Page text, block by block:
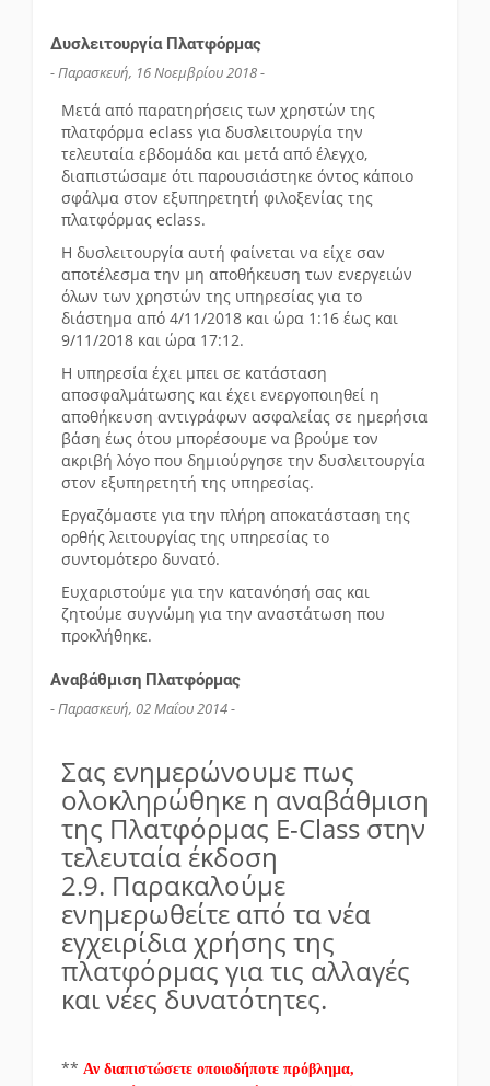
Δυσλειτουργία Πλατφόρμας
- Παρασκευή, 16 Νοεμβρίου 2018 -
Μετά από παρατηρήσεις των χρηστών της
πλατφόρμα eclass για δυσλειτουργία την
τελευταία εβδομάδα και μετά από έλεγχο,
διαπιστώσαμε ότι παρουσιάστηκε όντος κάποιο
σφάλμα στον εξυπηρετητή φιλοξενίας της
πλατφόρμας eclass.
Η δυσλειτουργία αυτή φαίνεται να είχε σαν
αποτέλεσμα την μη αποθήκευση των ενεργειών
όλων των χρηστών της υπηρεσίας για το
διάστημα από 4/11/2018 και ώρα 1:16 έως και
9/11/2018 και ώρα 17:12.
Η υπηρεσία έχει μπει σε κατάσταση
αποσφαλμάτωσης και έχει ενεργοποιηθεί η
αποθήκευση αντιγράφων ασφαλείας σε ημερήσια
βάση έως ότου μπορέσουμε να βρούμε τον
ακριβή λόγο που δημιούργησε την δυσλειτουργία
στον εξυπηρετητή της υπηρεσίας.
Εργαζόμαστε για την πλήρη αποκατάσταση της
ορθής λειτουργίας της υπηρεσίας το
συντομότερο δυνατό.
Ευχαριστούμε για την κατανόησή σας και
ζητούμε συγνώμη για την αναστάτωση που
προκλήθηκε.
Αναβάθμιση Πλατφόρμας
- Παρασκευή, 02 Μαΐου 2014 -
Σας ενημερώνουμε πως
ολοκληρώθηκε η αναβάθμιση
της Πλατφόρμας E-Class στην
τελευταία έκδοση
2.9. Παρακαλούμε
ενημερωθείτε από τα νέα
εγχειρίδια χρήσης της
πλατφόρμας για τις αλλαγές
και νέες δυνατότητες.
** Αν διαπιστώσετε οποιοδήποτε πρόβλημα,